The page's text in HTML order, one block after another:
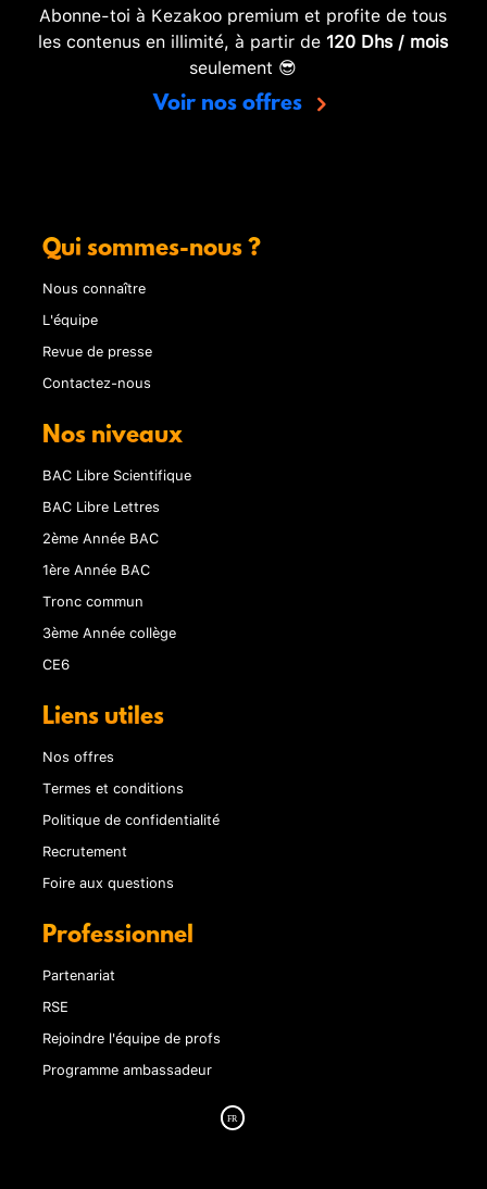
Abonne-toi à Kezakoo premium et profite de tous
les contenus en illimité, à partir de 120 Dhs / mois
seulement 😎
Voir nos offres
Qui sommes-nous ?
Nous connaître
L'équipe
Revue de presse
Contactez-nous
Nos niveaux
BAC Libre Scientifique
BAC Libre Lettres
2ème Année BAC
1ère Année BAC
Tronc commun
3ème Année collège
CE6
Liens utiles
Nos offres
Termes et conditions
Politique de confidentialité
Recrutement
Foire aux questions
Professionnel
Partenariat
RSE
Rejoindre l'équipe de profs
Programme ambassadeur